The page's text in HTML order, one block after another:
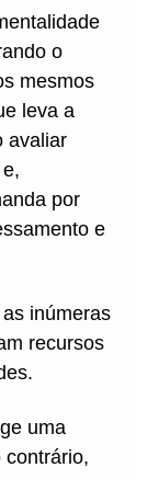
o
mesmos
leva a
avaliar
por
e
inúmeras
recursos
uma
contrário,